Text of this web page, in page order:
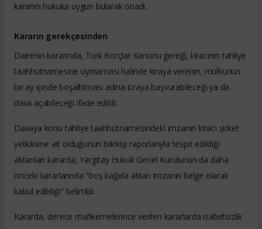
kararını hukuka uygun bularak onadı.
Kararın gerekçesinden
Dairenin kararında, Türk Borçlar Kanunu gereği, kiracının tahliye
taahhütnamesine uymaması halinde kiraya verenin, mülkünün
bir ay içinde boşaltılması adına icraya başvurabileceği ya da
dava açabileceği ifade edildi.
Davaya konu tahliye taahhütnamesindeki imzanın kiracı şirket
yetkilisine ait olduğunun bilirkişi raporlarıyla tespit edildiği
aktarılan kararda, Yargıtay Hukuk Genel Kurulunun da daha
önceki kararlarında "boş kağıda atılan imzanın belge olarak
kabul edildiği" belirtildi.
Kararda, derece mahkemelerince verilen kararlarda isabetsizlik